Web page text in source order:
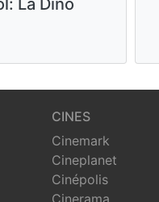
La Dino
CINES
Cinemark
Cineplanet
Cinépolis